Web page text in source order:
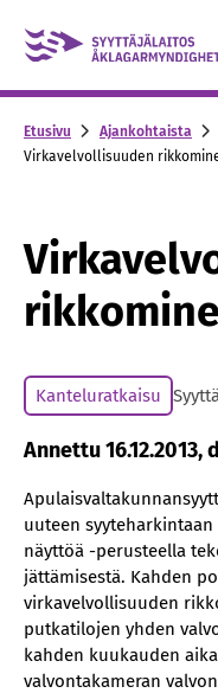
Skip to content -
Etusivu Ajankohtaista
Virkavelvollisuuden
Kanteluratkaisu
Annettu 16.12.2013,
uuteen
näyttöä -perusteella
jättämisestä. Kahden
virkavelvollisuuden
putkatilojen yhden
kahden kuukauden
valvontakameran